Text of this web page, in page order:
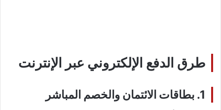
طرق الدفع الإلكتروني عبر الإنترنت
1. بطاقات الائتمان والخصم المباشر